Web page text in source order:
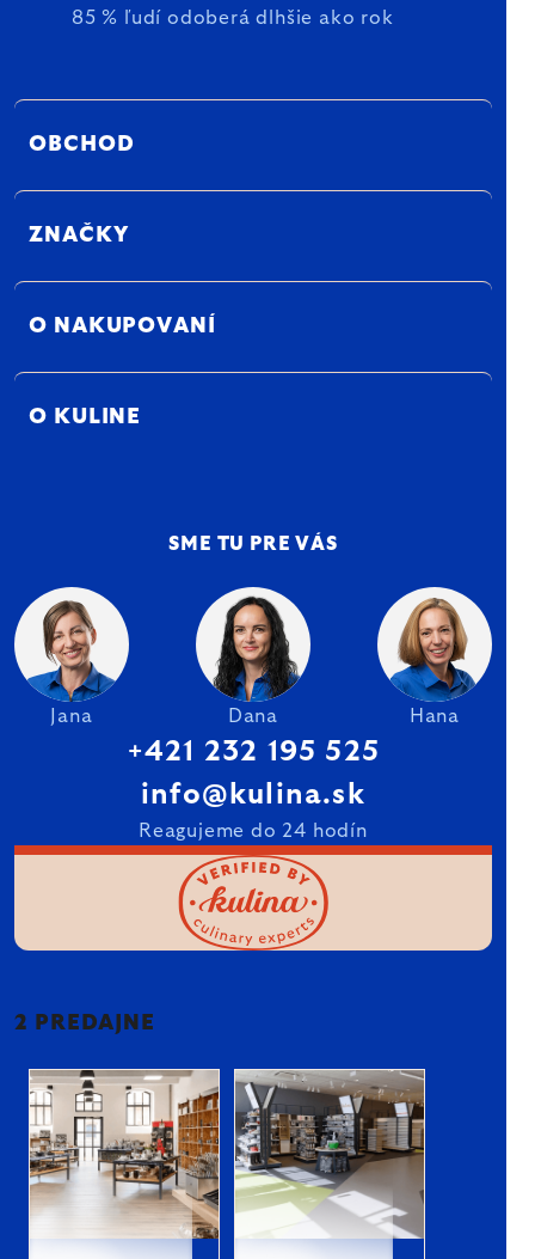
85 % ľudí odoberá dlhšie ako rok
OBCHOD
ZNAČKY
O NAKUPOVANÍ
O KULINE
SME TU PRE VÁS
Jana Dana Hana
+421 232 195 525
info@kulina.sk
Reagujeme do 24 hodín
2 PREDAJNE